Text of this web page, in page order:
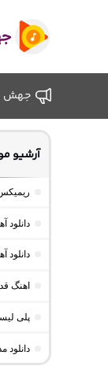
جهش
آرشیو
دانلود
اهنگ
پلی
دانلود